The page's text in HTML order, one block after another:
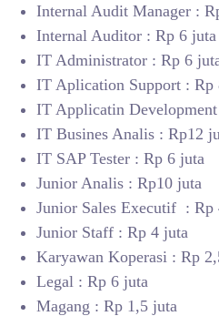
Internal Audit Manager :
Internal Auditor : Rp 6
IT Administrator : Rp 6
IT Aplication Support :
IT Applicatin
IT Busines Analis : Rp12
IT SAP Tester : Rp 6 juta
Junior Analis : Rp10 juta
Junior Sales Executif :
Junior Staff : Rp 4
Karyawan Koperasi : Rp
Legal : Rp 6 juta
Magang : Rp 1,5 juta